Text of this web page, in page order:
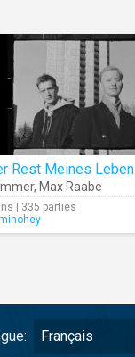
Rest Meines Leben
, Max Raabe
| 335 parties
Français